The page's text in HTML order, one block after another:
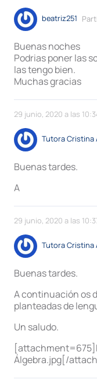
beatriz251
Buenas noches
Podrias poner las
las tengo bien.
Muchas gracias
29 junio, 2020 a las
Tutora Cristina
Buenas tardes.
A
29 junio, 2020 a las
Tutora Cristina
Buenas tardes.
A continuación os
planteadas de
Un saludo.
Álgebra.jpg[/